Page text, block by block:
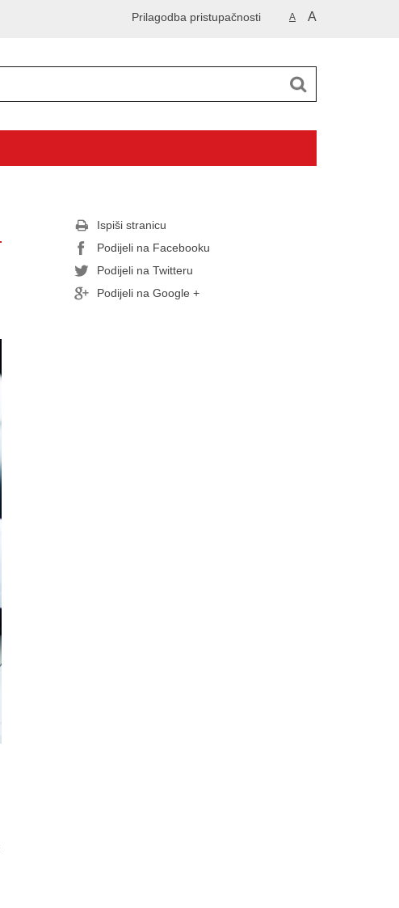
A A
Prilagodba pristupačnosti
Ispiši stranicu
Podijeli na Facebooku
Podijeli na Twitteru
Podijeli na Google +